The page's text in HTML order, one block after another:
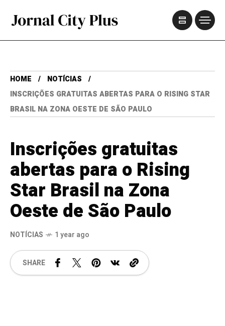
HOME
NOTÍCIAS
INSCRIÇÕES GRATUITAS ABERTAS PARA O RISING STAR
BRASIL NA ZONA OESTE DE SÃO PAULO
Inscrições gratuitas
abertas para o Rising
Star Brasil na Zona
Oeste de São Paulo
NOTÍCIAS 1 year ago
SHARE